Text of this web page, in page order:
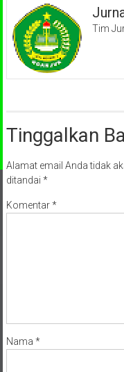
Tim
Tinggalkan
Alamat email Anda tidak
ditandai *
Komentar*
Nama *